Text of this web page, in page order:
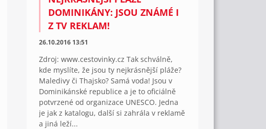
DOMINIKÁNY: JSOU ZNÁMÉ I
Z TV REKLAM!
26.10.2016 13:51
Zdroj: www.cestovinky.cz Tak schválně,
kde myslíte, že jsou ty nejkrásnější pláže?
Maledivy či Thajsko? Samá voda! Jsou v
Dominikánské republice a je to oficiálně
potvrzené od organizace UNESCO. Jedna
je jak z katalogu, další si zahrála v reklamě
a jiná leží...